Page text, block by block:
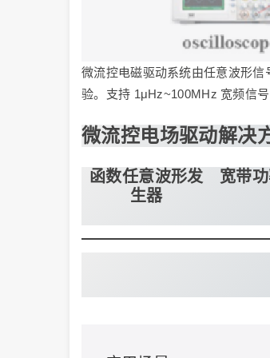
微流控电磁驱动系统由任意波形
验。支持 1μHz~100MHz 宽频信
微流控电场驱动解决
函数任意波形发
生器
宽带